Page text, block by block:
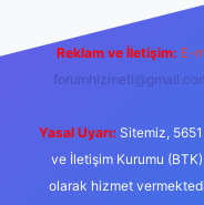
Reklam ve İletişim: E-
Yasal Uyarı: Sitemiz,
ve İletişim Kurumu (BTK)
olarak hizmet